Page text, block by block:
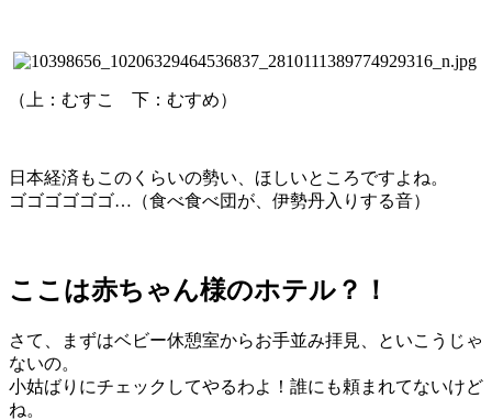
（上：むすこ 下：むすめ）
日本経済もこのくらいの勢い、ほしいところですよね。
ゴゴゴゴゴゴ…（食べ食べ団が、伊勢丹入りする音）
ここは赤ちゃん様のホテル？！
さて、まずはベビー休憩室からお手並み拝見、といこうじゃ
ないの。
小姑ばりにチェックしてやるわよ！誰にも頼まれてないけど
ね。